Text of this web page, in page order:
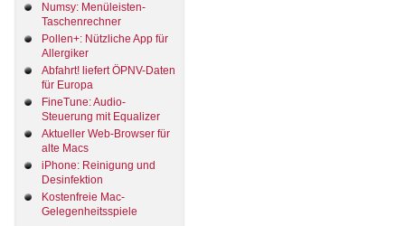
Numsy: Menüleisten-
Taschenrechner
Pollen+: Nützliche App für
Allergiker
Abfahrt! liefert ÖPNV-Daten
für Europa
FineTune: Audio-
Steuerung mit Equalizer
Aktueller Web-Browser für
alte Macs
iPhone: Reinigung und
Desinfektion
Kostenfreie Mac-
Gelegenheitsspiele